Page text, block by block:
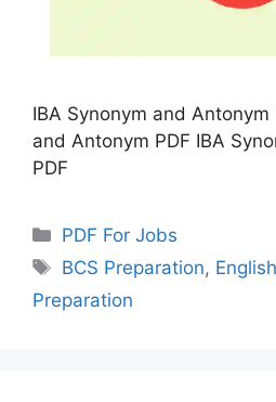
IBA Synonym and Antonym
and Antonym PDF IBA
PDF
Categories
PDF For Jobs
Tags
BCS Preparation,
Preparation